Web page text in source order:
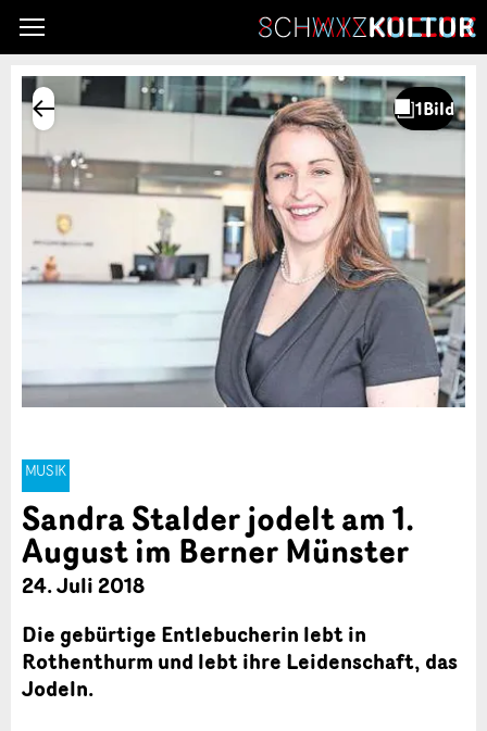
MUSIK
Sandra Stalder jodelt am 1.
August im Berner Münster
24. Juli 2018
Die gebürtige Entlebucherin lebt in
Rothenthurm und lebt ihre Leidenschaft, das
Jodeln.